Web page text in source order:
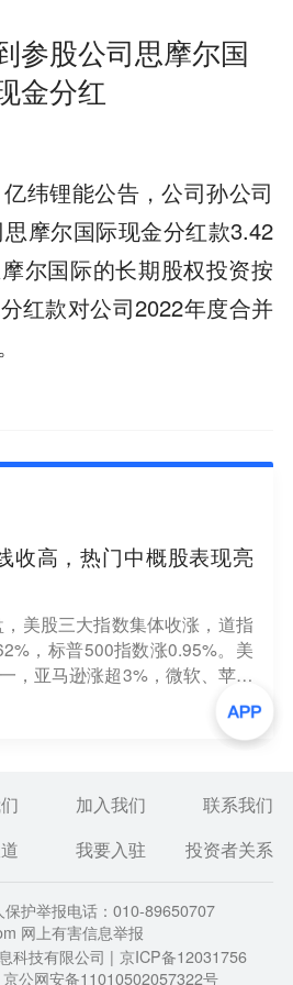
参股公司思摩尔国
金分红
纬锂能公告，公司孙公司
摩尔国际现金分红款3.42
尔国际的长期股权投资按
红款对公司2022年度合并
收高，热门中概股表现亮
美股三大指数集体收涨，道指
，标普500指数涨0.95%。美
，亚马逊涨超3%，微软、苹果
，谷歌涨0.58%，Meta、Ne
概股多数收涨，拼多多、阿里巴
，B站涨超4%，爱奇艺、36氪
加入我们
联系我们
我要入驻 投资者关系
护举报电话：010-89650707
网上有害信息举报
科技有限公司 | 京ICP备12031756
京公网安备11010502057322号